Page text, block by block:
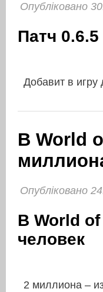
Опубліковано
Патч
Добавит в игру
В World
Опубліковано
В World
человек
2 миллиона –